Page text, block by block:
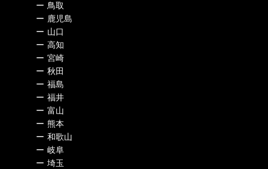
ー 鳥取
ー 鹿児島
ー 山口
ー 高知
ー 宮崎
ー 秋田
ー 福島
ー 福井
ー 富山
ー 熊本
ー 和歌山
ー 岐阜
ー 埼玉